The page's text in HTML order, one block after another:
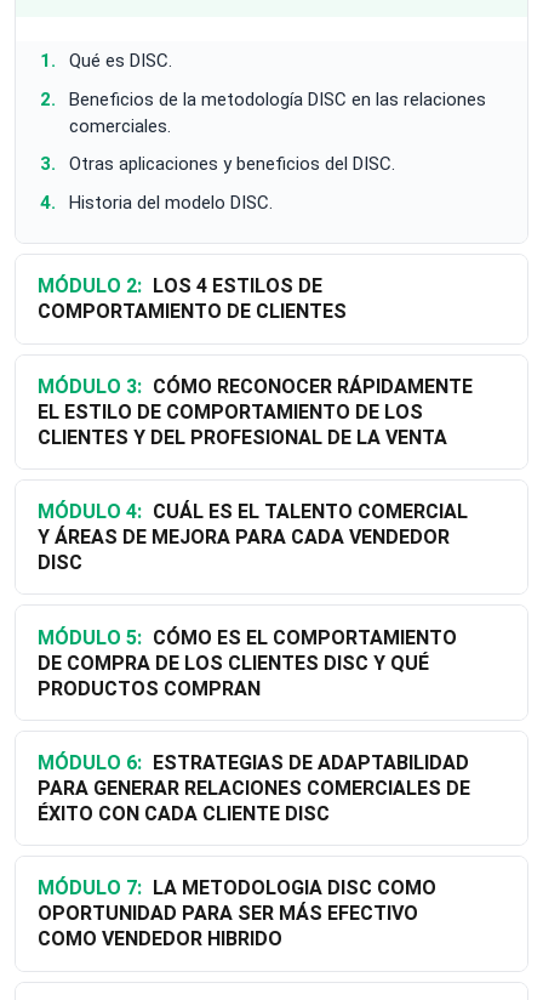
Qué es DISC.
Beneficios de la metodología DISC en las relaciones
comerciales.
Otras aplicaciones y beneficios del DISC.
Historia del modelo DISC.
MÓDULO 2:
COMPORTAMIENTO DE CLIENTES
MÓDULO 3:
EL ESTILO DE COMPORTAMIENTO DE LOS
CLIENTES Y DEL PROFESIONAL DE LA VENTA
MÓDULO 4:
Y ÁREAS DE MEJORA PARA CADA VENDEDOR
DISC
MÓDULO 5:
DE COMPRA DE LOS CLIENTES DISC Y QUÉ
PRODUCTOS COMPRAN
MÓDULO 6:
PARA GENERAR RELACIONES COMERCIALES DE
ÉXITO CON CADA CLIENTE DISC
MÓDULO 7:
OPORTUNIDAD PARA SER MÁS EFECTIVO
COMO VENDEDOR HIBRIDO